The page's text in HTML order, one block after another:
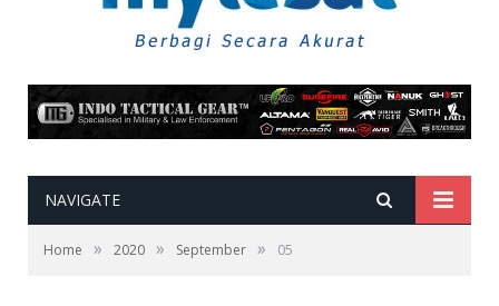
NAVIGATE
Home » 2020 » September » 05